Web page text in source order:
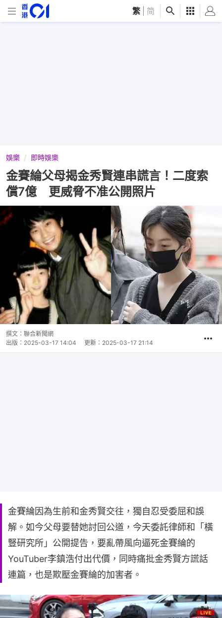
繁 简
娛樂 即時娛樂
金賽綸父母揭金秀賢連串謊言！二度索
償7億 更威脅不准公開照片
撰文： 聯合新聞網
出版： 2025-03-17 14:04 更新： 2025-03-17 21:14
金賽綸因為生前和金秀賢交往，獨自忍受委屈和誤
解。如今父母要替她討回公道，今天委託律師和「橫
豎研究所」公開提告，要亂帶風向逼死金賽綸的
YouTuber李鎮浩付出代價，同時痛批金秀賢方謊話
連篇，也是欺壓金賽綸的加害者。